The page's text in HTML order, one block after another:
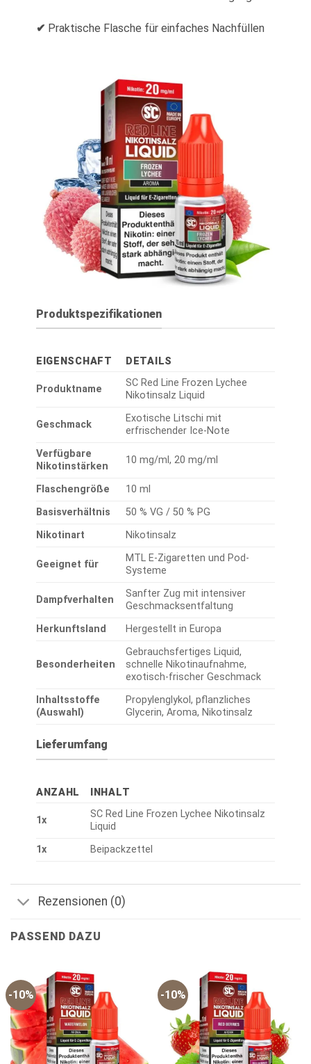
✔ Praktische Flasche für einfaches Nachfüllen
Produktspezifikationen
EIGENSCHAFT DETAILS
Produktname
SC Red Line Frozen Lychee
Nikotinsalz Liquid
Geschmack
Exotische Litschi mit
erfrischender Ice-Note
Verfügbare
Nikotinstärken
10 mg/ml, 20 mg/ml
Flaschengröße
10 ml
Basisverhältnis
50 % VG / 50 % PG
Nikotinart
Nikotinsalz
Geeignet für
MTL E-Zigaretten und Pod-
Systeme
Dampfverhalten
Sanfter Zug mit intensiver
Geschmacksentfaltung
Herkunftsland
Hergestellt in Europa
Besonderheiten
Gebrauchsfertiges Liquid,
schnelle Nikotinaufnahme,
exotisch-frischer Geschmack
Inhaltsstoffe
(Auswahl)
Propylenglykol, pflanzliches
Glycerin, Aroma, Nikotinsalz
Lieferumfang
ANZAHL INHALT
1x
SC Red Line Frozen Lychee Nikotinsalz
Liquid
1x
Beipackzettel
Rezensionen (0)
PASSEND DAZU
-10% -10%